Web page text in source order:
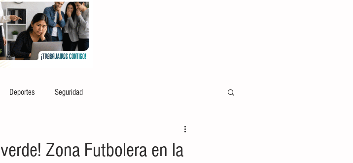
Deportes Seguridad
Zona Futbolera en la